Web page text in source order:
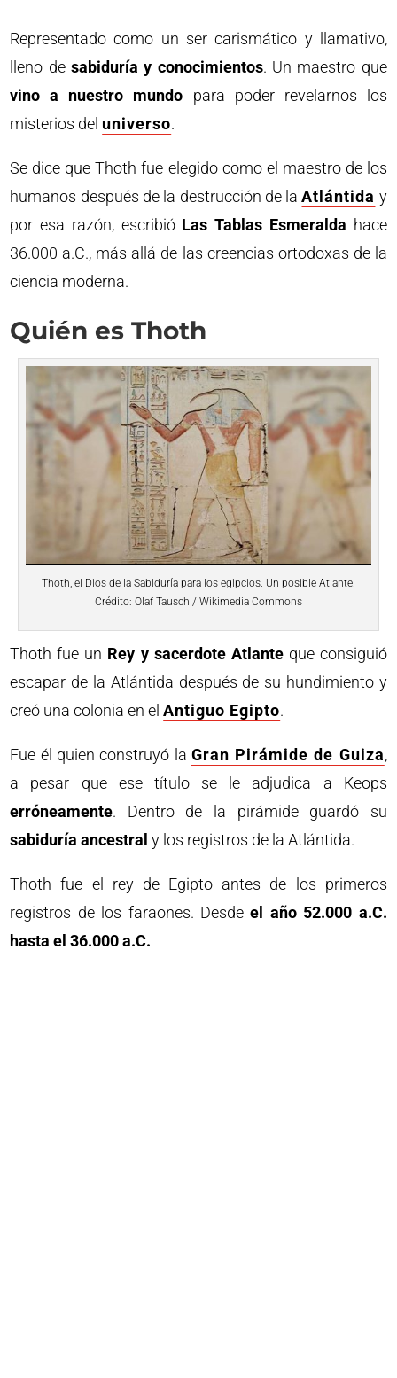
Representado como un ser carismático y llamativo,
lleno de sabiduría y conocimientos. Un maestro que
vino a nuestro mundo para poder revelarnos los
misterios del universo.
Se dice que Thoth fue elegido como el maestro de los
humanos después de la destrucción de laAtlántida y
por esa razón, escribió Las Tablas Esmeralda hace
36.000 a.C., más allá de las creencias ortodoxas de la
ciencia moderna.
Quién es Thoth
Thoth, el Dios de la Sabiduría para los egipcios. Un posible Atlante.
Crédito: Olaf Tausch / Wikimedia Commons
Thoth fue un Rey y sacerdote Atlanteque consiguió
escapar de la Atlántida después de su hundimiento y
creó una colonia en elAntiguo Egipto.
Fue él quien construyó la Gran Pirámide de Guiza,
a pesar que ese título se le adjudica a Keops
erróneamente. Dentro de la pirámide guardó su
sabiduría ancestral y los registros de la Atlántida.
Thoth fue el rey de Egipto antes de los primeros
registros de los faraones. Desdeel año 52.000 a.C.
hasta el 36.000 a.C.